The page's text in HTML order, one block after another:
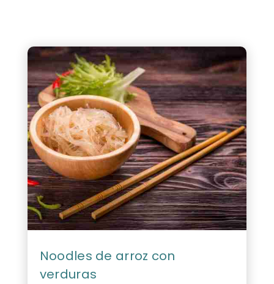
Noodles de arroz con
verduras